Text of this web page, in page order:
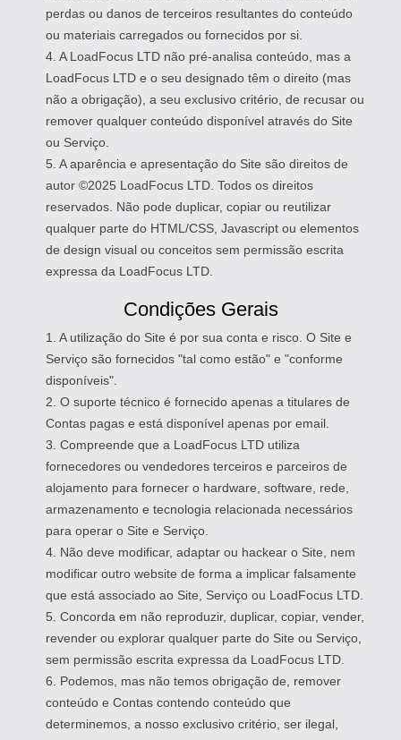
perdas ou danos de terceiros resultantes do conteúdo
ou materiais carregados ou fornecidos por si.
4. A LoadFocus LTD não pré-analisa conteúdo, mas a
LoadFocus LTD e o seu designado têm o direito (mas
não a obrigação), a seu exclusivo critério, de recusar ou
remover qualquer conteúdo disponível através do Site
ou Serviço.
5. A aparência e apresentação do Site são direitos de
autor ©2025 LoadFocus LTD. Todos os direitos
reservados. Não pode duplicar, copiar ou reutilizar
qualquer parte do HTML/CSS, Javascript ou elementos
de design visual ou conceitos sem permissão escrita
expressa da LoadFocus LTD.
Condições Gerais
1. A utilização do Site é por sua conta e risco. O Site e
Serviço são fornecidos "tal como estão" e "conforme
disponíveis".
2. O suporte técnico é fornecido apenas a titulares de
Contas pagas e está disponível apenas por email.
3. Compreende que a LoadFocus LTD utiliza
fornecedores ou vendedores terceiros e parceiros de
alojamento para fornecer o hardware, software, rede,
armazenamento e tecnologia relacionada necessários
para operar o Site e Serviço.
4. Não deve modificar, adaptar ou hackear o Site, nem
modificar outro website de forma a implicar falsamente
que está associado ao Site, Serviço ou LoadFocus LTD.
5. Concorda em não reproduzir, duplicar, copiar, vender,
revender ou explorar qualquer parte do Site ou Serviço,
sem permissão escrita expressa da LoadFocus LTD.
6. Podemos, mas não temos obrigação de, remover
conteúdo e Contas contendo conteúdo que
determinemos, a nosso exclusivo critério, ser ilegal,